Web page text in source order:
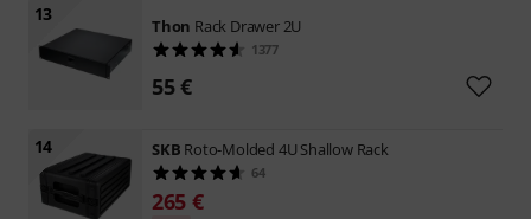
13
Thon Rack Drawer 2U
1377
55 €
14 SKB Roto-Molded 4U Shallow Rack
64
265 €